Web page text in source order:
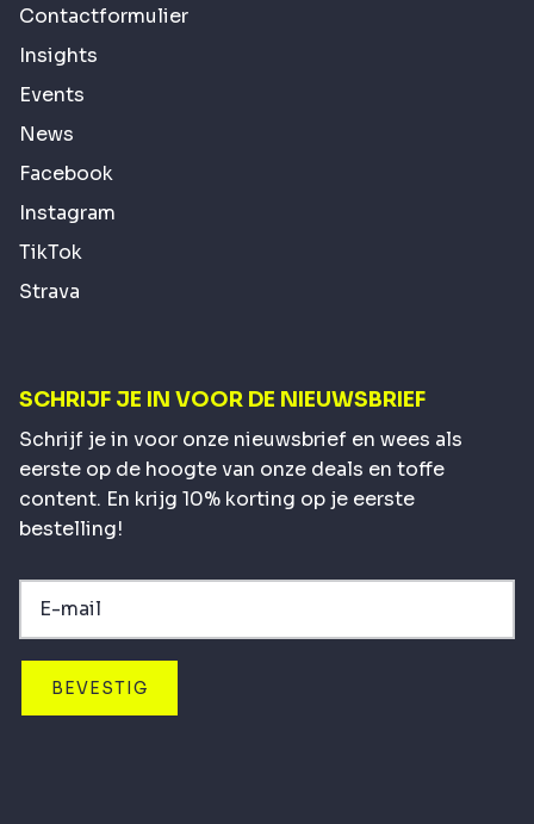
Contactformulier
Insights
Events
News
Facebook
Instagram
TikTok
Strava
SCHRIJF JE IN VOOR DE NIEUWSBRIEF
Schrijf je in voor onze nieuwsbrief en wees als
eerste op de hoogte van onze deals en toffe
content. En krijg 10% korting op je eerste
bestelling!
BEVESTIG